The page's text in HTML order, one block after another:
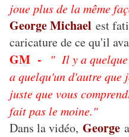
joue plus de la même
George Michael est
caricature de ce qu'il
GM -
" Il y a quelque
a quelqu'un d'autre que
juste que vous
fait pas le moine."
Dans la vidéo, George